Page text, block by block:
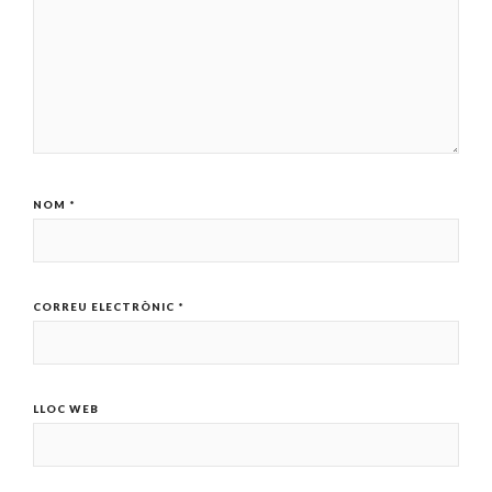
NOM *
CORREU ELECTRÒNIC *
LLOC WEB